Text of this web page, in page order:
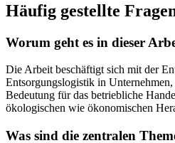
Häufig gestellte
Worum geht es in dieser
Die Arbeit beschäftigt sich mit der
Entsorgungslogistik in
Bedeutung für das betriebliche
ökologischen wie ökonomischen
Was sind die zentralen